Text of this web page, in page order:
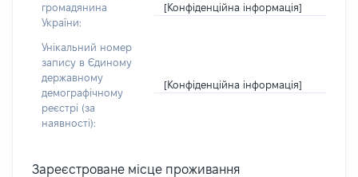
громадянина
України:
[Конфіденційна інформація]
Унікальний номер
запису в Єдиному
державному
демографічному
реєстрі (за
наявності):
[Конфіденційна інформація]
Зареєстроване місце проживання